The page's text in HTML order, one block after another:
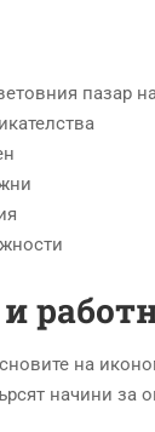
пазар
на
начини за